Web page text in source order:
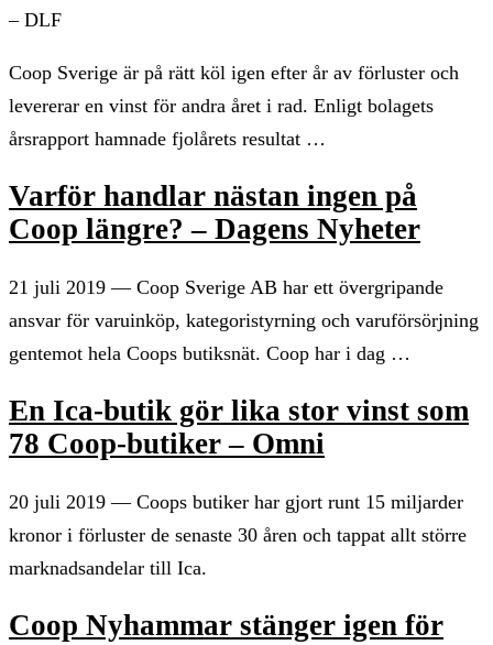
– DLF
Coop Sverige är på rätt köl igen efter år av förluster och
levererar en vinst för andra året i rad. Enligt bolagets
årsrapport hamnade fjolårets resultat …
Varför handlar nästan ingen på
Coop längre? – Dagens Nyheter
21 juli 2019 — Coop Sverige AB har ett övergripande
ansvar för varuinköp, kategoristyrning och varuförsörjning
gentemot hela Coops butiksnät. Coop har i dag …
En Ica-butik gör lika stor vinst som
78 Coop-butiker – Omni
20 juli 2019 — Coops butiker har gjort runt 15 miljarder
kronor i förluster de senaste 30 åren och tappat allt större
marknadsandelar till Ica.
Coop Nyhammar stänger igen för